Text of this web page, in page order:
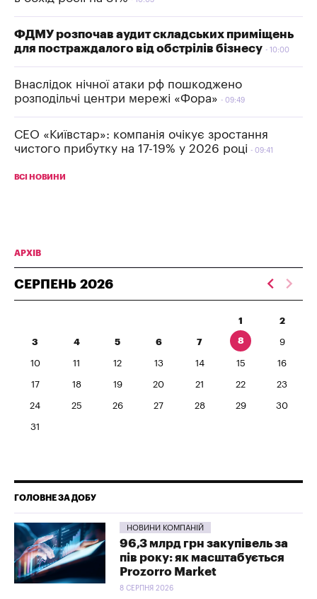
ФДМУ розпочав аудит складських приміщень
для постраждалого від обстрілів бізнесу
10:00
Внаслідок нічної атаки рф пошкоджено
розподільчі центри мережі «Фора»
09:49
СЕО «Київстар»: компанія очікує зростання
чистого прибутку на 17-19% у 2026 році
09:41
ВСІ НОВИНИ
АРХІВ
СЕРПЕНЬ 2026
1 2
3 4 5 6 7 8 9
10 11 12 13 14 15 16
17 18 19 20 21 22 23
24 25 26 27 28 29 30
31
ГОЛОВНЕ ЗА ДОБУ
НОВИНИ КОМПАНІЙ
96,3 млрд грн закупівель за
пів року: як масштабується
Prozorro Market
8 СЕРПНЯ 2026